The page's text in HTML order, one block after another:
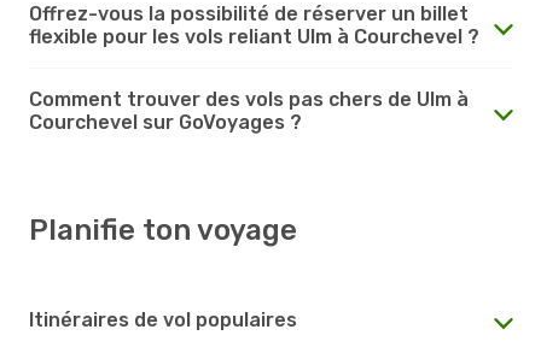
Offrez-vous la possibilité de réserver un billet
flexible pour les vols reliant Ulm à Courchevel ?
Comment trouver des vols pas chers de Ulm à
Courchevel sur GoVoyages ?
Planifie ton voyage
Itinéraires de vol populaires